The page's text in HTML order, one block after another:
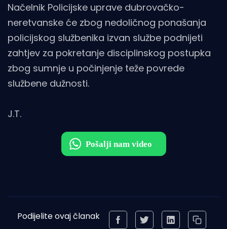
Načelnik Policijske uprave dubrovačko-
neretvanske će zbog nedoličnog ponašanja
policijskog službenika izvan službe podnijeti
zahtjev za pokretanje disciplinskog postupka
zbog sumnje u počinjenje teže povrede
službene dužnosti.
J.T.
Podijelite ovaj članak